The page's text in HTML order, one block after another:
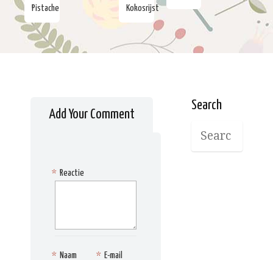
Pistache
Kokosrijst
Add Your Comment
Reactie
*
Naam
* E-mail
*
Search